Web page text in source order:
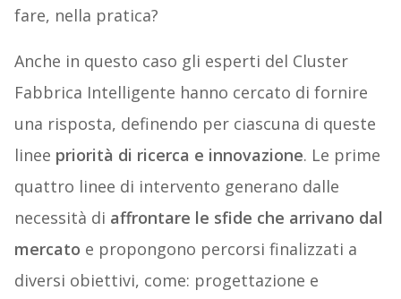
fare, nella pratica?
Anche in questo caso gli esperti del Cluster
Fabbrica Intelligente hanno cercato di fornire
una risposta, definendo per ciascuna di queste
linee priorità di ricerca e innovazione. Le prime
quattro linee di intervento generano dalle
necessità di affrontare le sfide che arrivano dal
mercato e propongono percorsi finalizzati a
diversi obiettivi, come: progettazione e